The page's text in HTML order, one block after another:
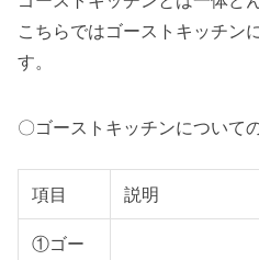
こちらではゴーストキッチン
す。
〇ゴーストキッチンについて
項目 説明
①ゴー